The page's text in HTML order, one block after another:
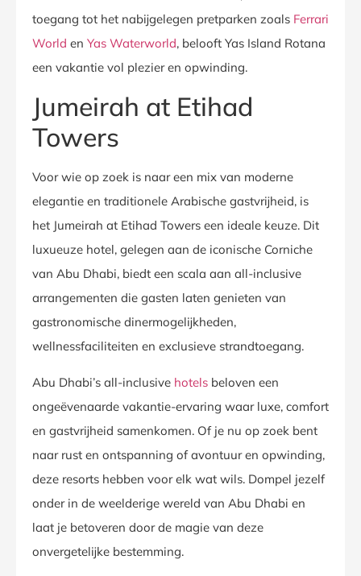
toegang tot het nabijgelegen pretparken zoals Ferrari
World en Yas Waterworld, belooft Yas Island Rotana
een vakantie vol plezier en opwinding.
Jumeirah at Etihad
Towers
Voor wie op zoek is naar een mix van moderne
elegantie en traditionele Arabische gastvrijheid, is
het Jumeirah at Etihad Towers een ideale keuze. Dit
luxueuze hotel, gelegen aan de iconische Corniche
van Abu Dhabi, biedt een scala aan all-inclusive
arrangementen die gasten laten genieten van
gastronomische dinermogelijkheden,
wellnessfaciliteiten en exclusieve strandtoegang.
Abu Dhabi’s all-inclusive hotels beloven een
ongeëvenaarde vakantie-ervaring waar luxe, comfort
en gastvrijheid samenkomen. Of je nu op zoek bent
naar rust en ontspanning of avontuur en opwinding,
deze resorts hebben voor elk wat wils. Dompel jezelf
onder in de weelderige wereld van Abu Dhabi en
laat je betoveren door de magie van deze
onvergetelijke bestemming.